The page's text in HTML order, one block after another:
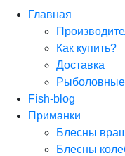
Главная
Как купить?
Доставка
Fish-blog
Приманки
Блесны
Блесны